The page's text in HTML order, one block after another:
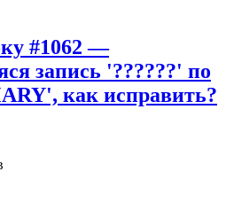
#1062 —
запись '??????' по
как исправить?